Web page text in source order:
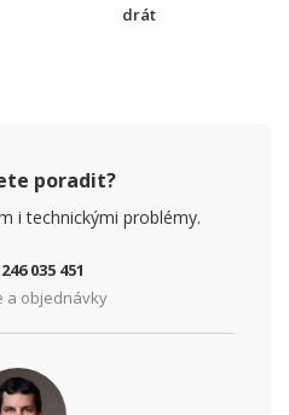
drát
poradit?
i technickými problémy.
035 451
a objednávky